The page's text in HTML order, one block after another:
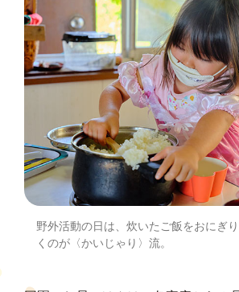
野外活動の日は、炊いたご飯をおにぎ
くのが〈かいじゃり〉流。